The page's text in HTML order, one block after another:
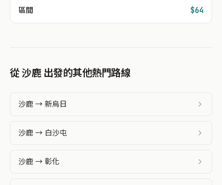
區間 $64
從 沙鹿 出發的其他熱門路線
沙鹿 → 新烏日
沙鹿 → 白沙屯
沙鹿 → 彰化